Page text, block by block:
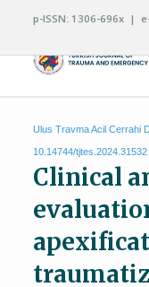
p-ISSN: 1306-696x |
Ulus Travma Acil Cerrahi
10.14744/tjtes.2024.31532
Clinical